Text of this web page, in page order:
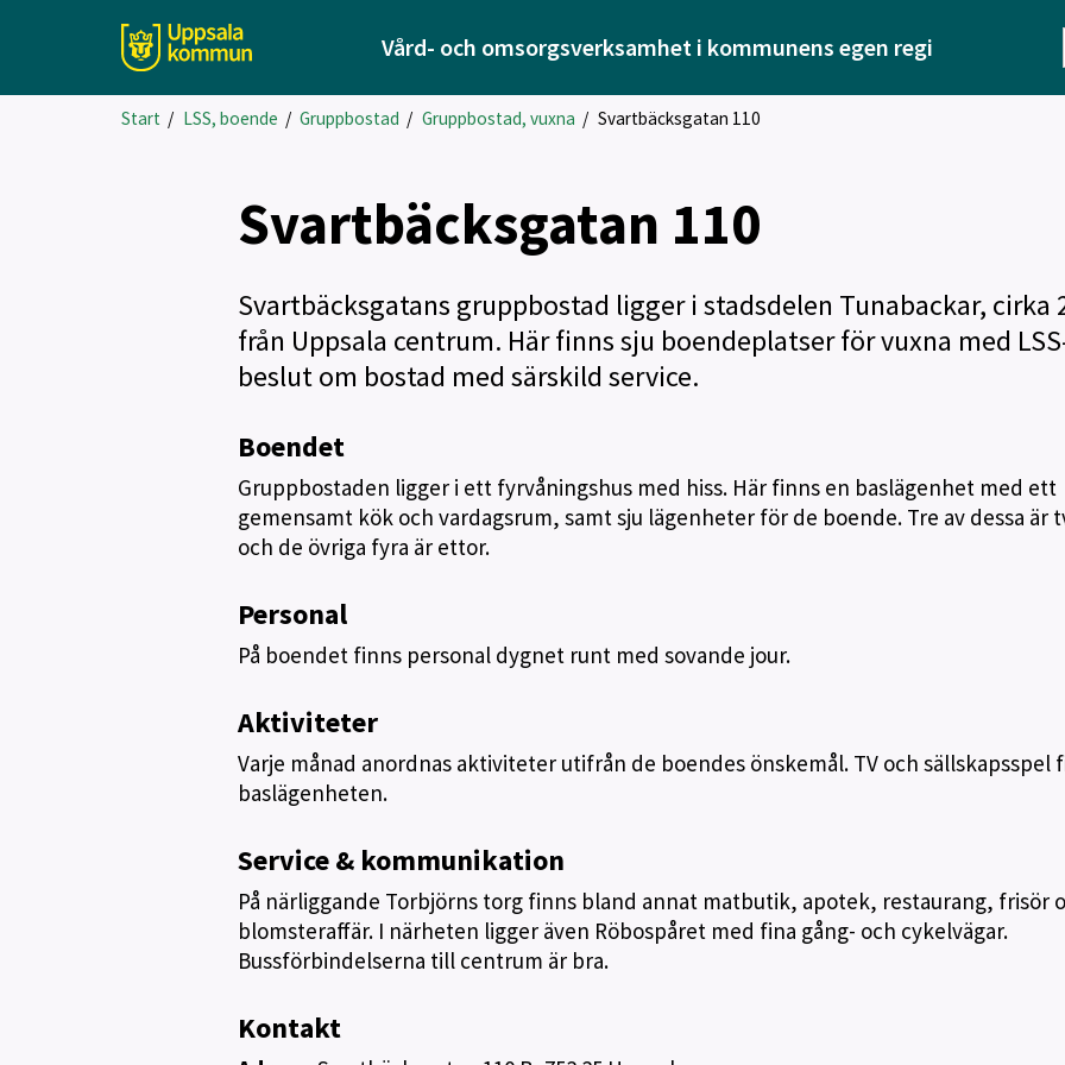
Vård- och omsorgsverksamhet i kommunens egen regi
Start / LSS, boende / Gruppbostad / Gruppbostad, vuxna / Svartbäcksgatan 110
Svartbäcksgatan 110
Svartbäcksgatans gruppbostad ligger i stadsdelen Tunabackar, cirka
från Uppsala centrum. Här finns sju boendeplatser för vuxna med
beslut om bostad med särskild service.
Boendet
Gruppbostaden ligger i ett fyrvåningshus med hiss. Här finns en baslägenhet med ett
gemensamt kök och vardagsrum, samt sju lägenheter för de boende. Tre av dessa är
och de övriga fyra är ettor.
Personal
På boendet finns personal dygnet runt med sovande jour.
Aktiviteter
Varje månad anordnas aktiviteter utifrån de boendes önskemål. TV och sällskapsspel
baslägenheten.
Service & kommunikation
På närliggande Torbjörns torg finns bland annat matbutik, apotek, restaurang, frisör
blomsteraffär. I närheten ligger även Röbospåret med fina gång- och cykelvägar.
Bussförbindelserna till centrum är bra.
Kontakt